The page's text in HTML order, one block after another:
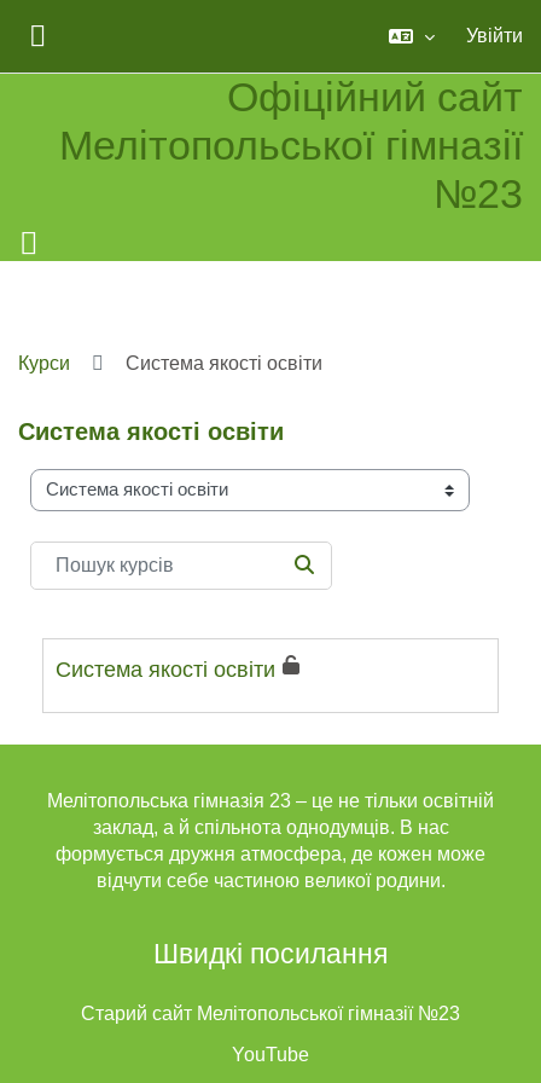
Увійти
Офіційний сайт
Мелітопольської гімназії
№23
Курси Система якості освіти
Система якості освіти
Категорії курсів
Пошук курсів
ПОШУК КУРСІВ
Система якості освіти
Мелітопольська гімназія 23 – це не тільки освітній
заклад, а й спільнота однодумців. В нас
формується дружня атмосфера, де кожен може
відчути себе частиною великої родини.
Швидкі посилання
Старий сайт Мелітопольської гімназії №23
YouTube